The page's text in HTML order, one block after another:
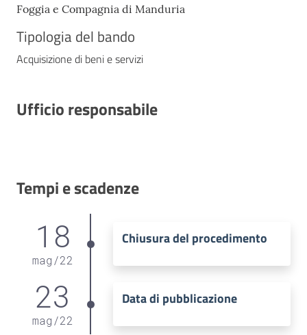
Foggia e Compagnia di Manduria
Tipologia del bando
Acquisizione di beni e servizi
Ufficio responsabile
Tempi e scadenze
18
mag /22
Chiusura del procedimento
23
mag /22
Data di pubblicazione